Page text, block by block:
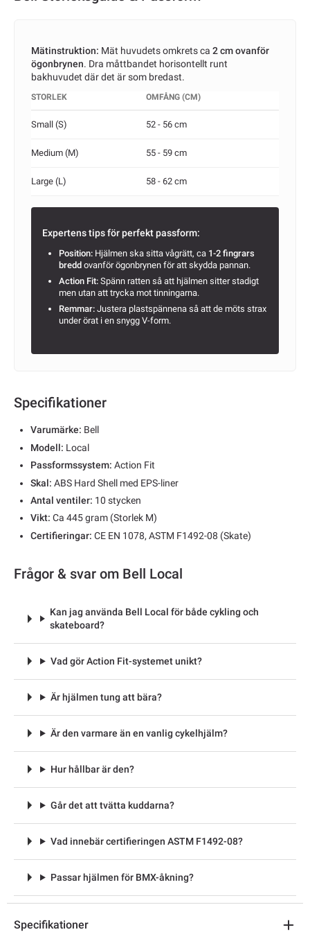
Mätinstruktion: Mät huvudets omkrets ca 2 cm ovanför
ögonbrynen. Dra måttbandet horisontellt runt
bakhuvudet där det är som bredast.
STORLEK OMFÅNG (CM)
Small (S) 52 - 56 cm
Medium (M) 55 - 59 cm
Large (L) 58 - 62 cm
Expertens tips för perfekt passform:
Position: Hjälmen ska sitta vågrätt, ca 1-2 fingrars
bredd ovanför ögonbrynen för att skydda pannan.
Action Fit: Spänn ratten så att hjälmen sitter stadigt
men utan att trycka mot tinningarna.
Remmar: Justera plastspännena så att de möts strax
under örat i en snygg V-form.
Specifikationer
Varumärke: Bell
Modell: Local
Passformssystem: Action Fit
Skal: ABS Hard Shell med EPS-liner
Antal ventiler: 10 stycken
Vikt: Ca 445 gram (Storlek M)
Certifieringar: CE EN 1078, ASTM F1492-08 (Skate)
Frågor & svar om Bell Local
Kan jag använda Bell Local för både cykling och
skateboard?
Vad gör Action Fit-systemet unikt?
Är hjälmen tung att bära?
Är den varmare än en vanlig cykelhjälm?
Hur hållbar är den?
Går det att tvätta kuddarna?
Vad innebär certifieringen ASTM F1492-08?
Passar hjälmen för BMX-åkning?
Specifikationer